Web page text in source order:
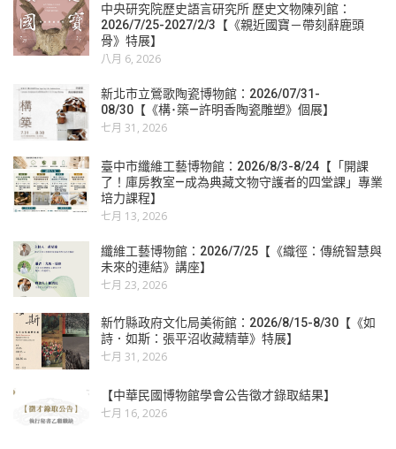
中央研究院歷史語言研究所 歷史文物陳列館：
2026/7/25-2027/2/3【《親近國寶－帶刻辭鹿頭
骨》特展】
八月 6, 2026
新北市立鶯歌陶瓷博物館：2026/07/31-
08/30【《構･築—許明香陶瓷雕塑》個展】
七月 31, 2026
臺中市纖維工藝博物館：2026/8/3-8/24【「開課
了！庫房教室—成為典藏文物守護者的四堂課」專業
培力課程】
七月 13, 2026
纖維工藝博物館：2026/7/25【《織徑：傳統智慧與
未來的連結》講座】
七月 23, 2026
新竹縣政府文化局美術館：2026/8/15-8/30【《如
詩．如斯：張平沼收藏精華》特展】
七月 31, 2026
【中華民國博物館學會公告徵才錄取結果】
七月 16, 2026